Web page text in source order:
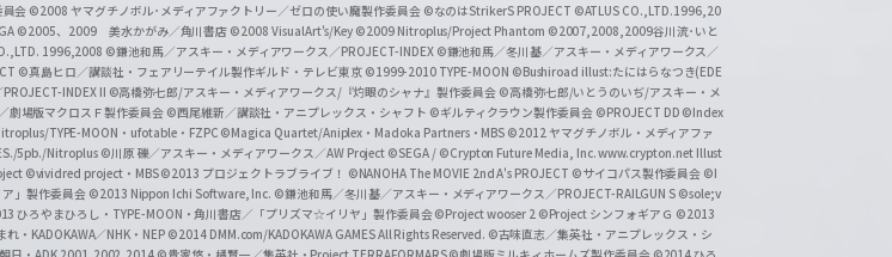
b
e
O
f
f
i
c
会 ©2008 ヤマグチノボル･メディアファクトリー／ゼロの使い魔製作委員会 ©なのはStrikerS PROJECT ©ATLUS CO.,LTD.1996,20
©2005、2009 美水かがみ／角川書店 ©2008 VisualArt's/Key ©2009 Nitroplus/Project Phantom ©2007,2008,2009谷川流･いと
1996,2008 ©鎌池和馬／アスキー・メディアワークス／PROJECT-INDEX ©鎌池和馬／冬川基／アスキー・メディアワークス／
©真島ヒロ／講談社・フェアリーテイル製作ギルド・テレビ東京 ©1999-2010 TYPE-MOON ©Bushiroad illust:たにはらなつき(EDE
INDEX II ©高橋弥七郎/アスキー・メディアワークス/『灼眼のシャナ』製作委員会 ©高橋弥七郎/いとうのいぢ/アスキー・メ
場版マクロスＦ製作委員会 ©西尾維新／講談社・アニプレックス・シャフト ©ギルティクラウン製作委員会 ©PROJECT DD ©Index
TYPE-MOON・ufotable・FZPC ©Magica Quartet/Aniplex・Madoka Partners・MBS ©2012 ヤマグチノボル・メディアファ
5pb./Nitroplus ©川原 礫／アスキー・メディアワークス／AW Project ©SEGA / ©Crypton Future Media, Inc. www.crypton.net Illust
©vividred project・MBS ©2013 プロジェクトラブライブ！ ©NANOHA The MOVIE 2nd A's PROJECT ©サイコパス製作委員会 ©I
」製作委員会 ©2013 Nippon Ichi Software, Inc. ©鎌池和馬／冬川基／アスキー・メディアワークス／PROJECT-RAILGUN S ©sole;v
ひろやまひろし・TYPE-MOON・角川書店／「プリズマ☆イリヤ」製作委員会©Project wooser 2 ©Project シンフォギアＧ ©2013
・KADOKAWA／NHK・NEP ©2014 DMM.com/KADOKAWA GAMES All Rights Reserved. ©古味直志／集英社・アニプレックス・シ